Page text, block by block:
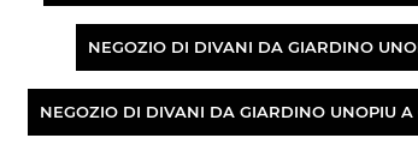
NEGOZIO DI DIVANI DA GIARDINO
NEGOZIO DI DIVANI DA GIARDINO UNOPIU A